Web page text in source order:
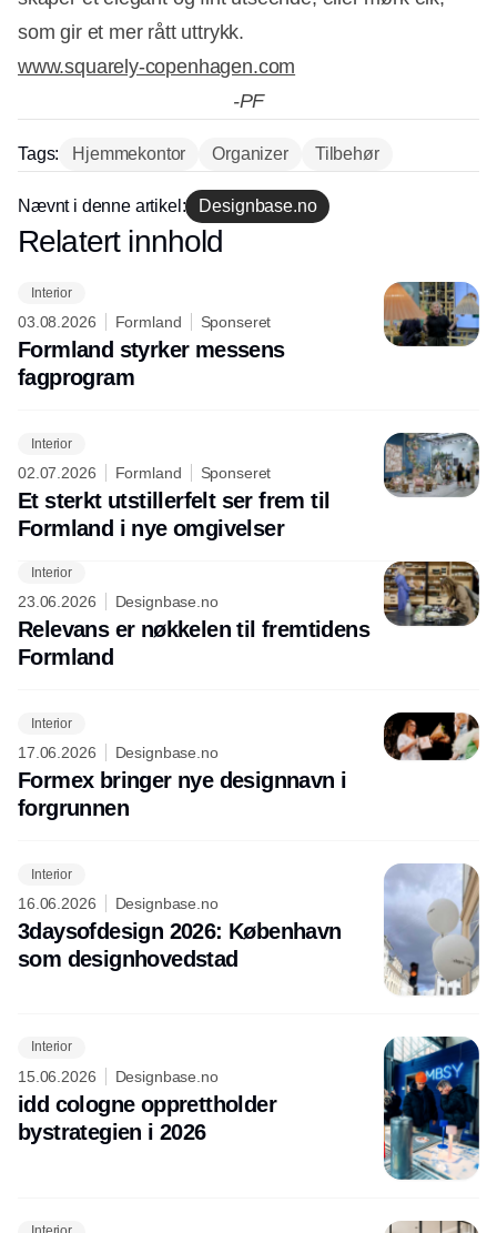
som gir et mer rått uttrykk.
www.squarely-copenhagen.com
Annonce
-PF
Tags: Hjemmekontor Organizer Tilbehør
Nævnt i denne artikel: Designbase.no
Annonce
Relatert innhold
Interior
03.08.2026 Formland Sponseret
Formland styrker messens
fagprogram
Interior
02.07.2026 Formland Sponseret
Et sterkt utstillerfelt ser frem til
Formland i nye omgivelser
Interior
23.06.2026 Designbase.no
Relevans er nøkkelen til fremtidens
Formland
Interior
17.06.2026 Designbase.no
Formex bringer nye designnavn i
forgrunnen
Interior
16.06.2026 Designbase.no
3daysofdesign 2026: København
som designhovedstad
Interior
15.06.2026 Designbase.no
idd cologne opprettholder
bystrategien i 2026